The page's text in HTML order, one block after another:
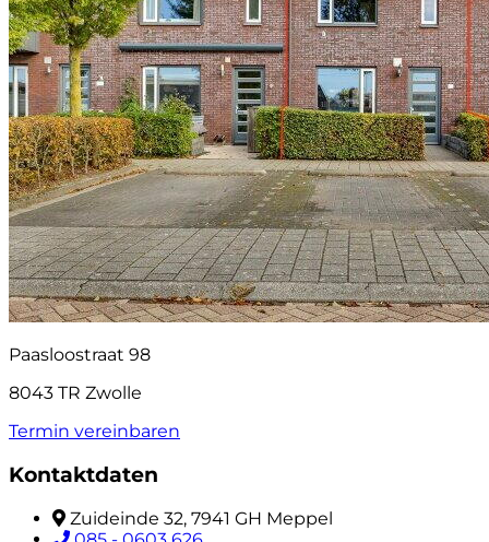
Paasloostraat 98
8043 TR Zwolle
Termin vereinbaren
Kontaktdaten
Zuideinde 32, 7941 GH Meppel